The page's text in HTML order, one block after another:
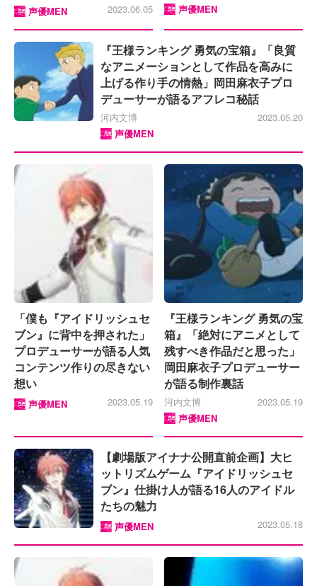
声優MEN 2023.06.05
声優MEN
『王様ランキング 勇気の宝箱』「良質
なアニメーションとして作品を高みに
上げる作り手の情熱」岡田麻衣子プロ
デューサーが語るアフレコ秘話
河内文博
声優MEN
2023.05.20
「僕も『アイドリッシュセ
ブン』に背中を押された」
プロデューサーが語る人気
コンテンツ作りの尽きない
想い
声優MEN 2023.05.19
『王様ランキング 勇気の宝
箱』「絶対にアニメとして
残すべき作品だと思った」
岡田麻衣子プロデューサー
が語る制作裏話
河内文博
声優MEN
2023.05.19
【劇場版アイナナ公開直前企画】大ヒ
ットリズムゲーム『アイドリッシュセ
ブン』仕掛け人が語る16人のアイドル
たちの魅力
声優MEN 2023.05.18